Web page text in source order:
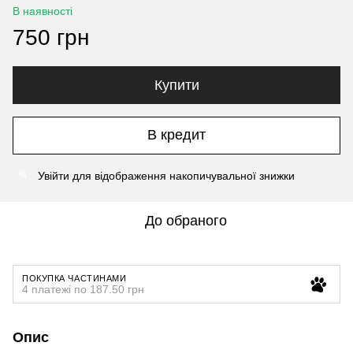
В наявності
750 грн
Купити
В кредит
Увійти для відображення накопичувальної знижки
До обраного
ПОКУПКА ЧАСТИНАМИ
4 платежі по 187.50 грн
Опис